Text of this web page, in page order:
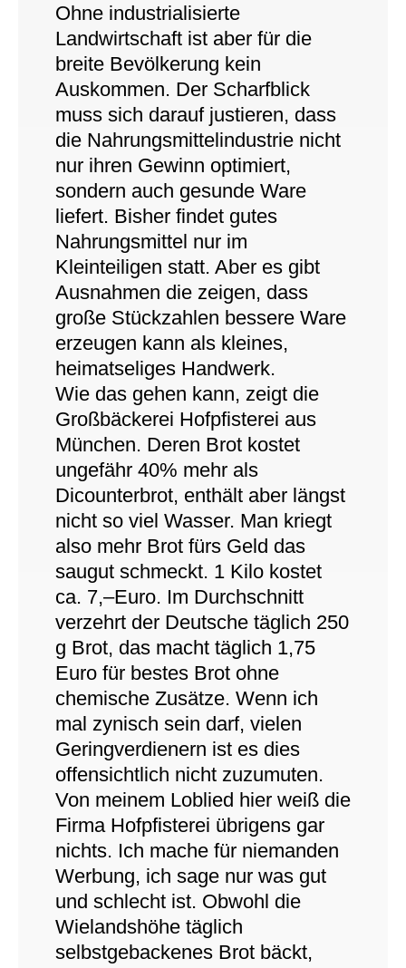
Ohne industrialisierte
Landwirtschaft ist aber für die
breite Bevölkerung kein
Auskommen. Der Scharfblick
muss sich darauf justieren, dass
die Nahrungsmittelindustrie nicht
nur ihren Gewinn optimiert,
sondern auch gesunde Ware
liefert. Bisher findet gutes
Nahrungsmittel nur im
Kleinteiligen statt. Aber es gibt
Ausnahmen die zeigen, dass
große Stückzahlen bessere Ware
erzeugen kann als kleines,
heimatseliges Handwerk.
Wie das gehen kann, zeigt die
Großbäckerei Hofpfisterei aus
München. Deren Brot kostet
ungefähr 40% mehr als
Dicounterbrot, enthält aber längst
nicht so viel Wasser. Man kriegt
also mehr Brot fürs Geld das
saugut schmeckt. 1 Kilo kostet
ca. 7,–Euro. Im Durchschnitt
verzehrt der Deutsche täglich 250
g Brot, das macht täglich 1,75
Euro für bestes Brot ohne
chemische Zusätze. Wenn ich
mal zynisch sein darf, vielen
Geringverdienern ist es dies
offensichtlich nicht zuzumuten.
Von meinem Loblied hier weiß die
Firma Hofpfisterei übrigens gar
nichts. Ich mache für niemanden
Werbung, ich sage nur was gut
und schlecht ist. Obwohl die
Wielandshöhe täglich
selbstgebackenes Brot bäckt,